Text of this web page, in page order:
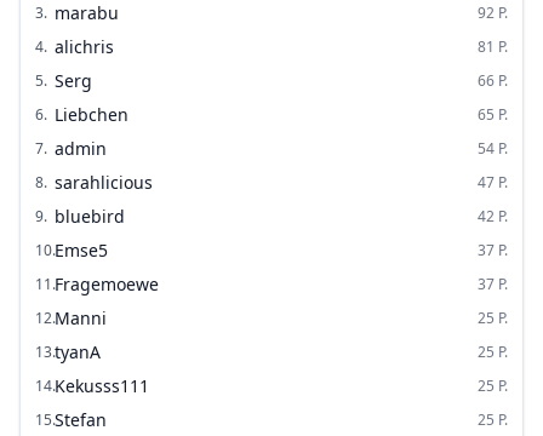
3. marabu 92 P.
4. alichris 81 P.
5. Serg 66 P.
6. Liebchen 65 P.
7. admin 54 P.
8. sarahlicious 47 P.
9. bluebird 42 P.
10.Emse5 37 P.
11.Fragemoewe 37 P.
12.Manni 25 P.
13.tyanA 25 P.
14.Kekusss111 25 P.
15.Stefan 25 P.